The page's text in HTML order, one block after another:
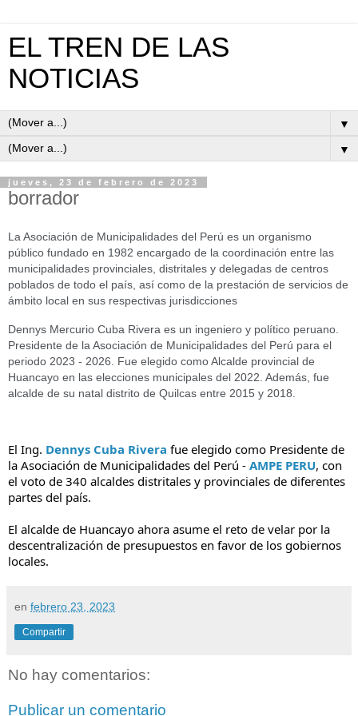
EL TREN DE LAS
NOTICIAS
▼
▼
jueves, 23 de febrero de 2023
borrador
La Asociación de Municipalidades del Perú es un organismo
público fundado en 1982 encargado de la coordinación entre las
municipalidades provinciales, distritales y delegadas de centros
poblados de todo el país, así como de la prestación de servicios de
ámbito local en sus respectivas jurisdicciones
Dennys Mercurio Cuba Rivera es un ingeniero y político peruano.
Presidente de la Asociación de Municipalidades del Perú para el
periodo 2023 - 2026. Fue elegido como Alcalde provincial de
Huancayo en las elecciones municipales del 2022. Además, fue
alcalde de su natal distrito de Quilcas entre 2015 y 2018.
El Ing. Dennys Cuba Rivera fue elegido como Presidente de
la Asociación de Municipalidades del Perú - AMPE PERU, con
el voto de 340 alcaldes distritales y provinciales de diferentes
partes del país.
El alcalde de Huancayo ahora asume el reto de velar por la
descentralización de presupuestos en favor de los gobiernos
locales.
en febrero 23, 2023
Compartir
No hay comentarios:
Publicar un comentario